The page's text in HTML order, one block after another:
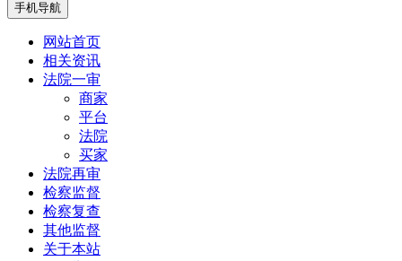
手机导航
网站首页
相关资讯
法院一审
商家
平台
法院
买家
法院再审
检察监督
检察复查
其他监督
关于本站